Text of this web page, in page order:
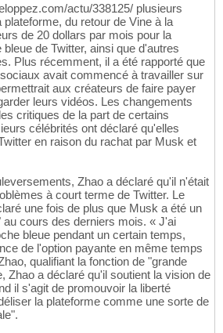
actu/338125/ plusieurs
du retour de Vine à la
de 20 dollars par mois pour la
de Twitter, ainsi que d'autres
Plus récemment, il a été rapporté que
avait commencé à travailler sur
aux créateurs de faire payer
leurs vidéos. Les changements
critiques de la part de certains
célébrités ont déclaré qu'elles
en raison du rachat par Musk et
Zhao a déclaré qu'il n'était
à court terme de Twitter. Le
une fois de plus que Musk a été un
au cours des derniers mois. « J'ai
bleue pendant un certain temps,
de l'option payante en même temps
qualifiant la fonction de "grande
Zhao a déclaré qu'il soutient la vision de
il s'agit de promouvoir la liberté
la plateforme comme une sorte de